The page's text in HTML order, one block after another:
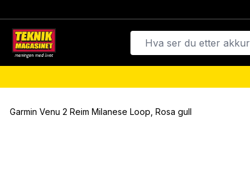
Garmin Venu 2 Reim Milanese Loop, Rosa gull